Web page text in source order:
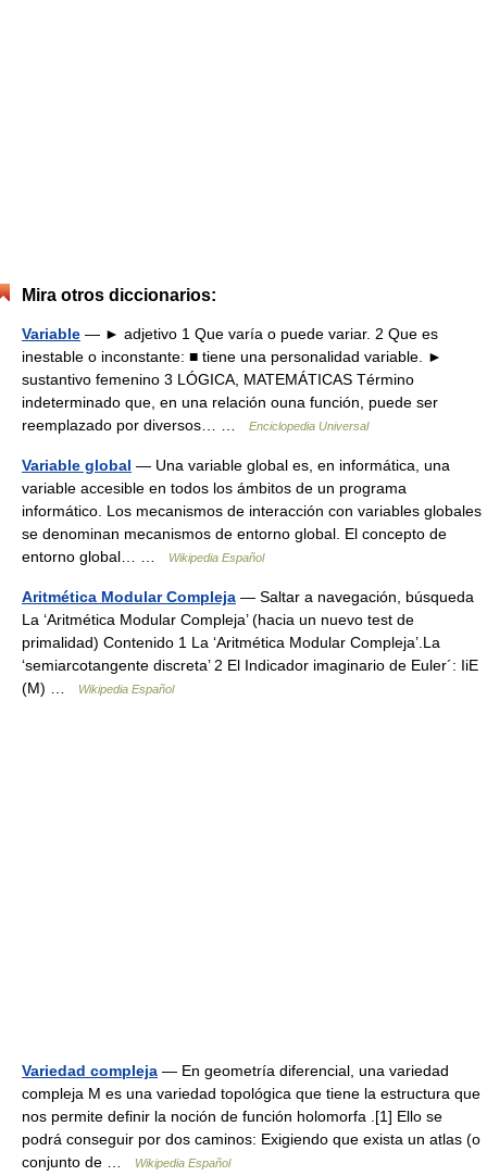
Mira otros diccionarios:
Variable — ► adjetivo 1 Que varía o puede variar. 2 Que es
inestable o inconstante: ■ tiene una personalidad variable. ►
sustantivo femenino 3 LÓGICA, MATEMÁTICAS Término
indeterminado que, en una relación ouna función, puede ser
reemplazado por diversos… …
Enciclopedia Universal
Variable global — Una variable global es, en informática, una
variable accesible en todos los ámbitos de un programa
informático. Los mecanismos de interacción con variables globales
se denominan mecanismos de entorno global. El concepto de
entorno global… …
Wikipedia Español
Aritmética Modular Compleja — Saltar a navegación, búsqueda
La ‘Aritmética Modular Compleja’ (hacia un nuevo test de
primalidad) Contenido 1 La ‘Aritmética Modular Compleja’.La
‘semiarcotangente discreta’ 2 El Indicador imaginario de Euler´: IiE
(M) …
Wikipedia Español
Variedad compleja — En geometría diferencial, una variedad
compleja M es una variedad topológica que tiene la estructura que
nos permite definir la noción de función holomorfa .[1] Ello se
podrá conseguir por dos caminos: Exigiendo que exista un atlas (o
conjunto de …
Wikipedia Español